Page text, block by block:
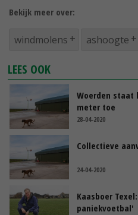
Bekijk meer over:
windmolens ashoogte
LEES OOK
Woerden staat
meter toe
28-04-2020
Collectieve
24-04-2020
Kaasboer
paniekvoetbal'